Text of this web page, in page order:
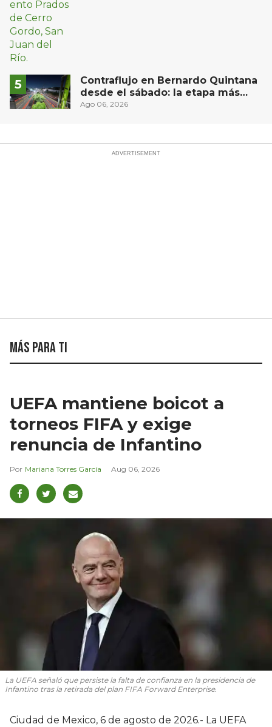
Contraflujo en Bernardo Quintana
desde el sábado: la etapa más
compleja del operativo vial
Ago 06, 2026
Más para ti
UEFA mantiene boicot a
torneos FIFA y exige
renuncia de Infantino
Mariana Torres García Aug 06, 2026
La UEFA señaló que persiste la falta de confianza en la presidencia de
Infantino tras la retirada del plan FIFA Forward Enterprise.
Ciudad de Mexico, 6 de agosto de 2026.- La UEFA